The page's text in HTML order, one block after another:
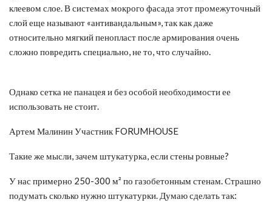
клеевом слое. В системах мокрого фасада этот промежуточный
слой еще называют «антивандальным», так как даже
относительно мягкий пенопласт после армирования очень
сложно повредить специально, не то, что случайно.
Однако сетка не панацея и без особой необходимости ее
использовать не стоит.
Артем Малинин Участник FORUMHOUSE
Такие же мысли, зачем штукатурка, если стены ровные?
У нас примерно 250-300 м² по газобетонным стенам. Страшно
подумать сколько нужно штукатурки. Думаю сделать так: